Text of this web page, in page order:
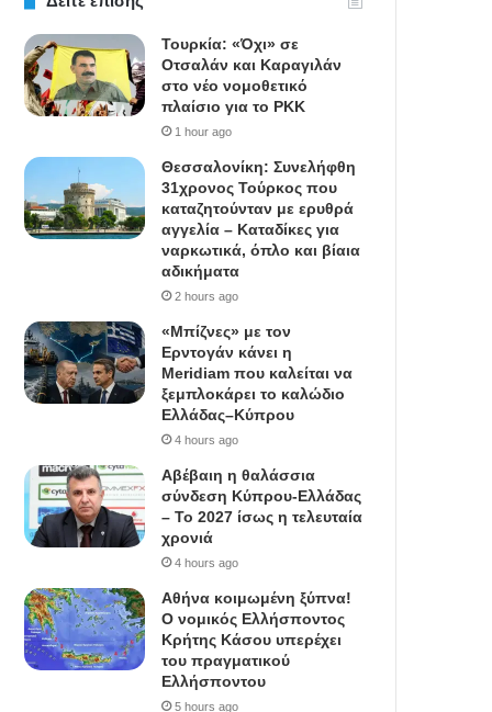
Τουρκία: «Όχι» σε
Οτσαλάν και Καραγιλάν
στο νέο νομοθετικό
πλαίσιο για το PKK
1 hour ago
Θεσσαλονίκη: Συνελήφθη
31χρονος Τούρκος που
καταζητούνταν με ερυθρά
αγγελία – Καταδίκες για
ναρκωτικά, όπλο και βίαια
αδικήματα
2 hours ago
«Μπίζνες» με τον
Ερντογάν κάνει η
Meridiam που καλείται να
ξεμπλοκάρει το καλώδιο
Ελλάδας–Κύπρου
4 hours ago
Αβέβαιη η θαλάσσια
σύνδεση Κύπρου-Ελλάδας
– Το 2027 ίσως η τελευταία
χρονιά
4 hours ago
Αθήνα κοιμωμένη ξύπνα!
Ο νομικός Ελλήσποντος
Κρήτης Κάσου υπερέχει
του πραγματικού
Ελλήσποντου
5 hours ago